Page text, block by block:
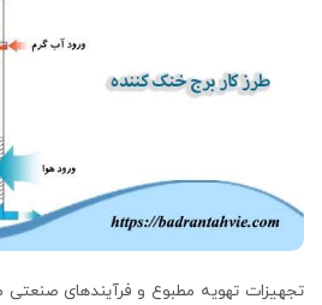
تجهیزات تهویه مطبوع و فرآیندهای صنعتی